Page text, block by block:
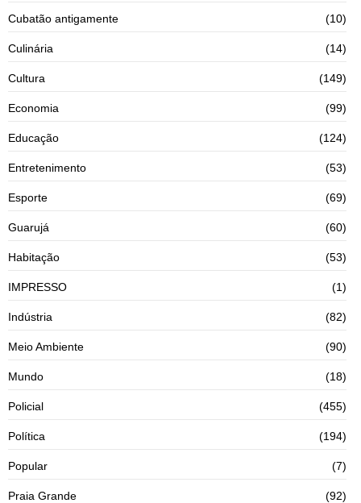
Cubatão antigamente (10)
Culinária (14)
Cultura (149)
Economia (99)
Educação (124)
Entretenimento (53)
Esporte (69)
Guarujá (60)
Habitação (53)
IMPRESSO (1)
Indústria (82)
Meio Ambiente (90)
Mundo (18)
Policial (455)
Política (194)
Popular (7)
Praia Grande (92)